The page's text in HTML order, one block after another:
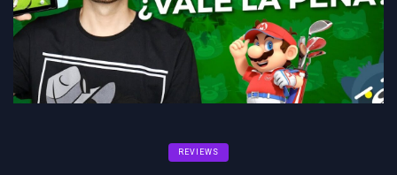
REVIEWS